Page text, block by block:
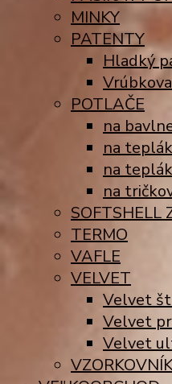
MINKY
PATENTY
Hladký
POTLAČE
na
na
na
na
SOFTSHELL
TERMO
VAFLE
VELVET
Velvet
Velvet
Velvet